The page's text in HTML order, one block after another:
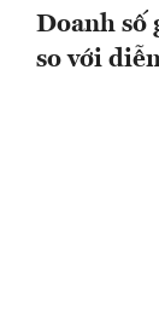
Doanh số
so với